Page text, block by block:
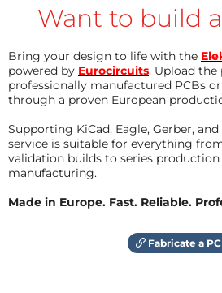
Want to build
Bring your design to life with the
powered by Eurocircuits. Upload the
professionally manufactured PCBs
through a proven European
Supporting KiCad, Eagle, Gerber,
service is suitable for everything
validation builds to series
manufacturing.
Made in Europe. Fast. Reliable.
Fabricate a